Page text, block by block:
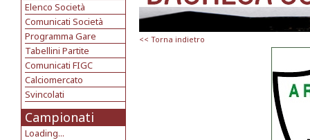
Elenco Società
Comunicati Società
Programma Gare
Tabellini Partite
Comunicati FIGC
Calciomercato
Svincolati
Campionati
Loading...
<< Torna indietro